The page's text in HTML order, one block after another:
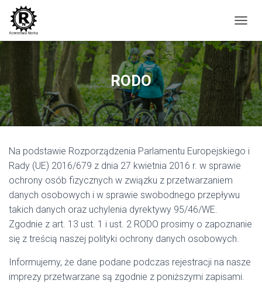
R
Z
Ą
Z
N
I
RODO
Na podstawie Rozporządzenia Parlamentu Europejskiego i
Rady (UE) 2016/679 z dnia 27 kwietnia 2016 r. w sprawie
ochrony osób fizycznych w związku z przetwarzaniem
danych osobowych i w sprawie swobodnego przepływu
takich danych oraz uchylenia dyrektywy 95/46/WE.
Zgodnie z art. 13 ust. 1 i ust. 2 RODO prosimy o zapoznanie
się z treścią naszej polityki ochrony danych osobowych.
Informujemy, że dane podane podczas rejestracji na nasze
imprezy przetwarzane są zgodnie z poniższymi zapisami.